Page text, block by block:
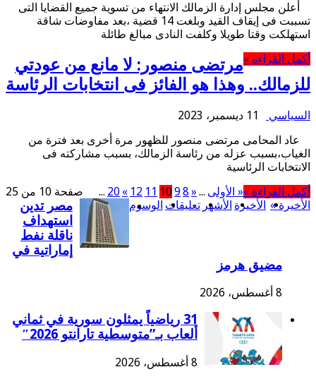
أعلن مجلس إدارة الزمالك الانتهاء من تسوية جميع القضايا التى
تسببت فى إيقاف القيد وبلغت 14 قضية ،بعد مفاوضات شاقة
استهلكت وقتا طويلا وكلفت النادى مبالغ طائلة
أكمل القراءة »مرتضى منصور: لا مانع من عودتي
للزمالك.. وهذا هو الفائز فى انتخابات الرئاسة
السياسي
11 ديسمبر، 2023
عاد المحامى مرتضى منصور للظهور مرة أخرى بعد فترة من
الغياب،بسبب عزله من رئاسة الزمالك، بسبب مشاركته فى
الانتخابات الرئاسية
أكمل القراءة »
صفحة 10 من 25 « الأولى ...
«
8
9
10
11
12
»
20
...
الأخيرة » الأخيرة الأشهر تعليقات الوسوم
مصر تدين
استهداف
ناقلة نفط
إماراتية في
مضيق هرمز
8 أغسطس، 2026
31 رياضياً يمثلون سورية في ثماني
ألعاب بـ”متوسطية تارانتو 2026″
8 أغسطس، 2026